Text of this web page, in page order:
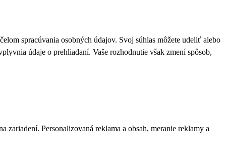
spracúvania osobných údajov. Svoj súhlas môžete udeliť alebo
údaje o prehliadaní. Vaše rozhodnutie však zmení spôsob,
Personalizovaná reklama a obsah, meranie reklamy a